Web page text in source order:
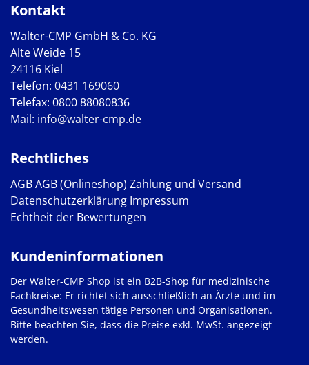
Kontakt
Walter-CMP GmbH & Co. KG
Alte Weide 15
24116 Kiel
Telefon: 0431 169060
Telefax: 0800 88080836
Mail: info@walter-cmp.de
Rechtliches
AGBAGB (Onlineshop) Zahlung und Versand
Datenschutzerklärung Impressum
Echtheit der Bewertungen
Kundeninformationen
Der Walter-CMP Shop ist ein B2B-Shop für medizinische
Fachkreise: Er richtet sich ausschließlich an Ärzte und im
Gesundheitswesen tätige Personen und Organisationen.
Bitte beachten Sie, dass die Preise exkl. MwSt. angezeigt
werden.